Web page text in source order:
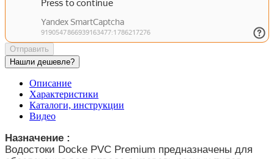
Отправить
Нашли дешевле?
Описание
Характеристики
Каталоги, инструкции
Видео
Назначение :
Водостоки Docke PVC Premium предназначены для